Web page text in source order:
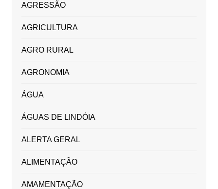
AGRESSÃO
AGRICULTURA
AGRO RURAL
AGRONOMIA
ÁGUA
ÁGUAS DE LINDÓIA
ALERTA GERAL
ALIMENTAÇÃO
AMAMENTAÇÃO